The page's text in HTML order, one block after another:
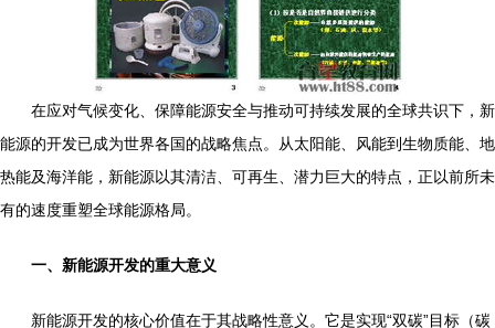
在应对气候变化、保障能源安全与推动可持续发展的全球共识下，新
能源的开发已成为世界各国的战略焦点。从太阳能、风能到生物质能、地
热能及海洋能，新能源以其清洁、可再生、潜力巨大的特点，正以前所未
有的速度重塑全球能源格局。
一、新能源开发的重大意义
新能源开发的核心价值在于其战略性意义。它是实现“双碳”目标（碳